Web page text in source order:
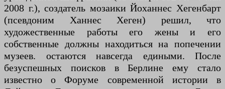
2008 г.), создатель мозаики Йоханнес Хегенбарт
(псевдоним Ханнес Хеген) решил, что
художественные работы его жены и его
собственные должны находиться на попечении
музеев. остаются навсегда едиными. После
безуспешных поисков в Берлине ему стало
известно о Форуме современной истории в